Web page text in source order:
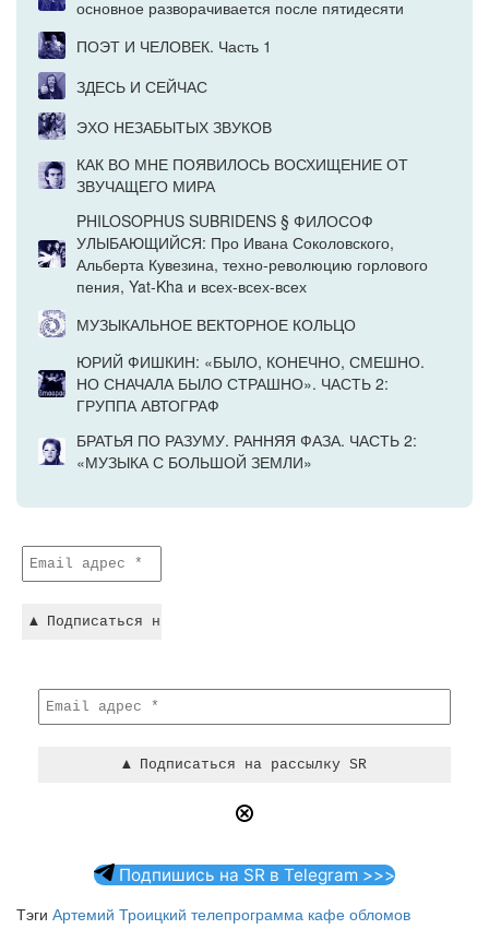
основное разворачивается после пятидесяти
ПОЭТ И ЧЕЛОВЕК. Часть 1
ЗДЕСЬ И СЕЙЧАС
ЭХО НЕЗАБЫТЫХ ЗВУКОВ
КАК ВО МНЕ ПОЯВИЛОСЬ ВОСХИЩЕНИЕ ОТ
ЗВУЧАЩЕГО МИРА
PHILOSOPHUS SUBRIDENS § ФИЛОСОФ
УЛЫБАЮЩИЙСЯ: Про Ивана Соколовского,
Альберта Кувезина, техно-революцию горлового
пения, Yat-Kha и всех-всех-всех
МУЗЫКАЛЬНОЕ ВЕКТОРНОЕ КОЛЬЦО
ЮРИЙ ФИШКИН: «БЫЛО, КОНЕЧНО, СМЕШНО.
НО СНАЧАЛА БЫЛО СТРАШНО». ЧАСТЬ 2:
ГРУППА АВТОГРАФ
БРАТЬЯ ПО РАЗУМУ. РАННЯЯ ФАЗА. ЧАСТЬ 2:
«МУЗЫКА С БОЛЬШОЙ ЗЕМЛИ»
Подпишись на SR в Telegram >>>
Тэги Артемий Троицкий телепрограмма кафе обломов